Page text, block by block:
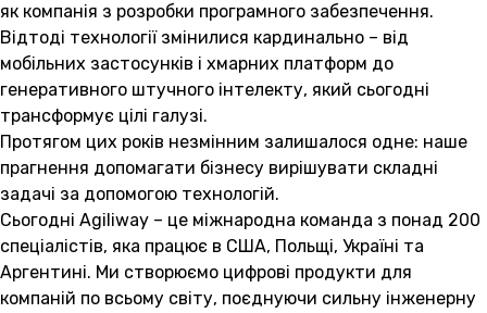
як компанія з розробки програмного забезпечення.
Відтоді технології змінилися кардинально – від
мобільних застосунків і хмарних платформ до
генеративного штучного інтелекту, який сьогодні
трансформує цілі галузі.
Протягом цих років незмінним залишалося одне: наше
прагнення допомагати бізнесу вирішувати складні
задачі за допомогою технологій.
Сьогодні Agiliway – це міжнародна команда з понад 200
спеціалістів, яка працює в США, Польщі, Україні та
Аргентині. Ми створюємо цифрові продукти для
компаній по всьому світу, поєднуючи сильну інженерну